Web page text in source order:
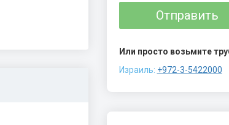
Отправить
Или просто возьмите
Израиль: +972-3-5422000